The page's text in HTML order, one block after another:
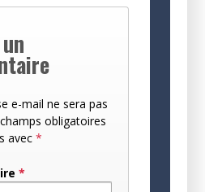
e-mail ne sera pas
obligatoires
avec *
*